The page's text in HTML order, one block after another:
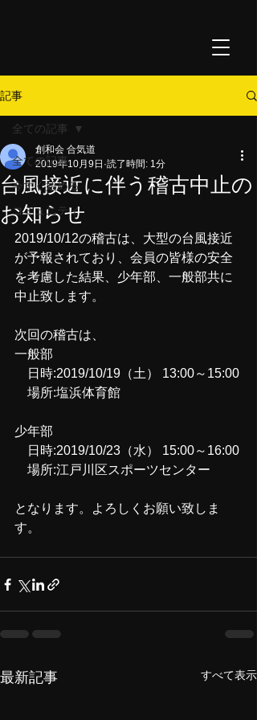
記事
全ての記事
今すぐ始める
コミュニティ
全ての記事
台風接近に伴う稽古中止の
お知らせ
創和会 合気道
2019年10月9日 読了時間: 1分
2019/10/12の稽古は、大型の台風接近
が予報されており、会員の皆様の安全
を考慮した結果、少年部、一般部共に
中止致します。
次回の稽古は、
一般部
    日時:2019/10/19（土） 13:00～15:00
    場所:塩浜体育館
少年部
    日時:2019/10/23（水） 15:00～16:00
    場所:江戸川区スポーツセンター
となります。よろしくお願い致しま
す。
最新記事 すべて表示